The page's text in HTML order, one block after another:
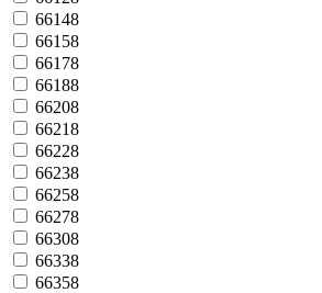
66148
66158
66178
66188
66208
66218
66228
66238
66258
66278
66308
66338
66358